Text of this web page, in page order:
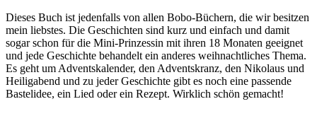
Dieses Buch ist jedenfalls von allen Bobo-Büchern, die wir besitzen
mein liebstes. Die Geschichten sind kurz und einfach und damit
sogar schon für die Mini-Prinzessin mit ihren 18 Monaten geeignet
und jede Geschichte behandelt ein anderes weihnachtliches Thema.
Es geht um Adventskalender, den Adventskranz, den Nikolaus und
Heiligabend und zu jeder Geschichte gibt es noch eine passende
Bastelidee, ein Lied oder ein Rezept. Wirklich schön gemacht!